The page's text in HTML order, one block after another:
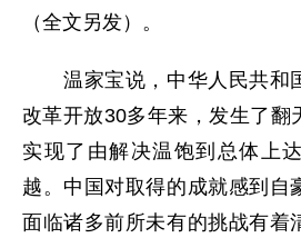
（全文另发）。
温家宝说，中华人民共和
改革开放30多年来，发生了翻
实现了由解决温饱到总体上
越。中国对取得的成就感到自
面临诸多前所未有的挑战有着